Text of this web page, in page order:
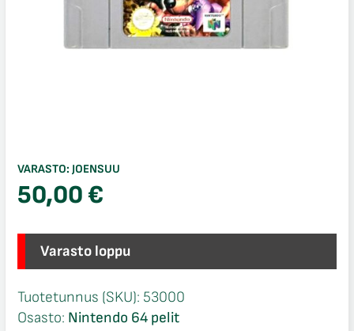
VARASTO: JOENSUU
50,00€
Varasto loppu
Tuotetunnus (SKU): 53000
Osasto: Nintendo 64 pelit